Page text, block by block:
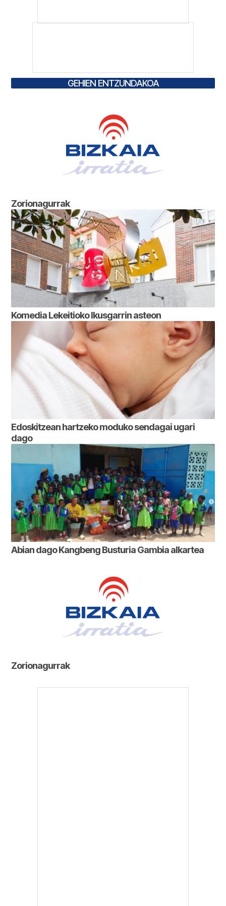
GEHIEN ENTZUNDAKOA
Zorionagurrak
Komedia Lekeitioko Ikusgarrin asteon
Edoskitzean hartzeko moduko sendagai ugari
dago
Abian dago Kangbeng Busturia Gambia alkartea
Zorionagurrak